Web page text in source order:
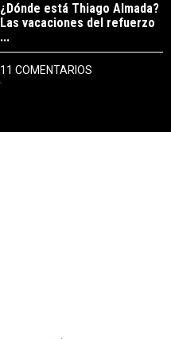
¿Dónde está Thiago Almada?
Las vacaciones del refuerzo
...
11 COMENTARIOS